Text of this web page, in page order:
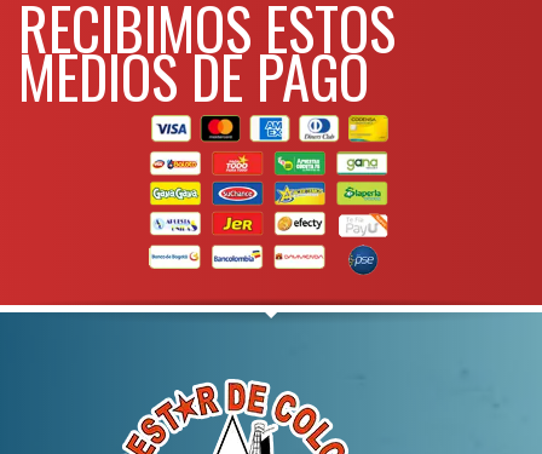
RECIBIMOS ESTOS
MEDIOS DE PAGO